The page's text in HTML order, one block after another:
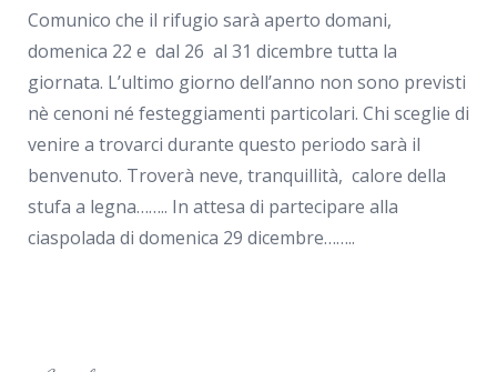
Comunico che il rifugio sarà aperto domani,
domenica 22 e dal 26 al 31 dicembre tutta la
giornata. L’ultimo giorno dell’anno non sono previsti
nè cenoni né festeggiamenti particolari. Chi sceglie di
venire a trovarci durante questo periodo sarà il
benvenuto. Troverà neve, tranquillità, calore della
stufa a legna…….. In attesa di partecipare alla
ciaspolada di domenica 29 dicembre……..